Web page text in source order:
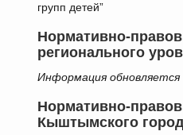
групп детей”
Нормативно-
регионального
Информация обновляется
Нормативно-
Кыштымского